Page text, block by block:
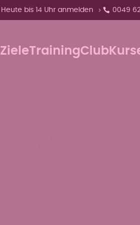
Heute bis 14 Uhr anmelden
Zeige Menü-Unterpunkte von 'Heute bis
0049
ZieleTrainingClub